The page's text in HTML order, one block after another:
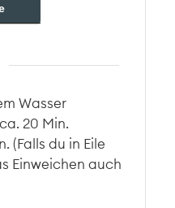
Wasser
20 Min.
(Falls du in Eile
Einweichen auch